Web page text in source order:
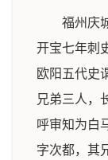
福州庆
开宝七年刺
欧阳五代史
兄弟三人，
呼审知为白
字次都，其